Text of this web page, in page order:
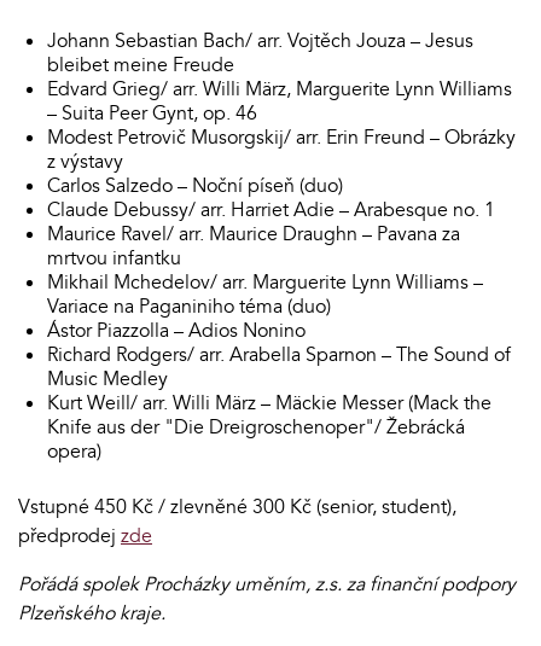
Johann Sebastian Bach/ arr. Vojtěch Jouza – Jesus
bleibet meine Freude
Edvard Grieg/ arr. Willi März, Marguerite Lynn Williams
– Suita Peer Gynt, op. 46
Modest Petrovič Musorgskij/ arr. Erin Freund – Obrázky
z výstavy
Carlos Salzedo – Noční píseň (duo)
Claude Debussy/ arr. Harriet Adie – Arabesque no. 1
Maurice Ravel/ arr. Maurice Draughn – Pavana za
mrtvou infantku
Mikhail Mchedelov/ arr. Marguerite Lynn Williams –
Variace na Paganiniho téma (duo)
Ástor Piazzolla – Adios Nonino
Richard Rodgers/ arr. Arabella Sparnon – The Sound of
Music Medley
Kurt Weill/ arr. Willi März – Mäckie Messer (Mack the
Knife aus der "Die Dreigroschenoper"/ Žebrácká
opera)
Vstupné 450 Kč / zlevněné 300 Kč (senior, student),
předprodej zde
Pořádá spolek Procházky uměním, z.s. za finanční podpory
Plzeňského kraje.